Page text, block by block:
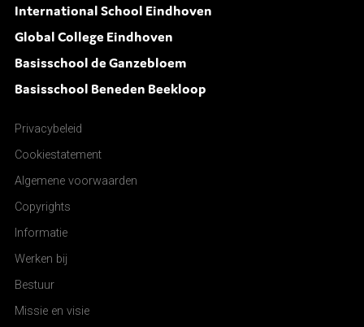
International School Eindhoven
Global College Eindhoven
Basisschool de Ganzebloem
Basisschool Beneden Beekloop
Privacybeleid
Cookiestatement
Algemene voorwaarden
Copyrights
Informatie
Werken bij
Bestuur
Missie en visie